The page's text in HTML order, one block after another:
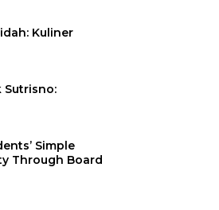
Kuliner
Sutrisno:
Simple
Through Board